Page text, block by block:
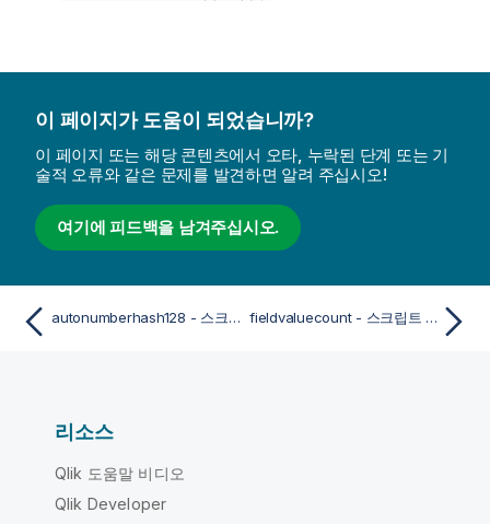
이 페이지가 도움이 되었습니까?
이 페이지 또는 해당 콘텐츠에서 오타, 누락된 단계 또는 기
술적 오류와 같은 문제를 발견하면 알려 주십시오!
여기에 피드백을 남겨주십시오.
autonumberhash128 - 스크립트 함수 fieldvaluecount - 스크립트 함수
리소스
Qlik 도움말 비디오
Qlik Developer